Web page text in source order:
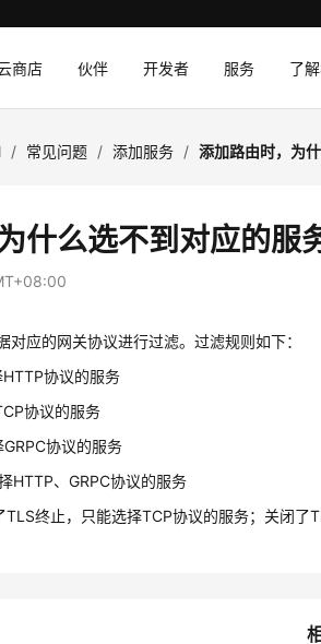
商店 伙伴 开发者 服务 了
/ 常见问题 / 添加服务 / 添加路由时，为
什么选不到对应的服
应的网关协议进行过滤。过滤规则如下：
协议的服务
协议的服务
协议的服务
HTTP、GRPC协议的服务
终止，只能选择TCP协议的服务；关闭了